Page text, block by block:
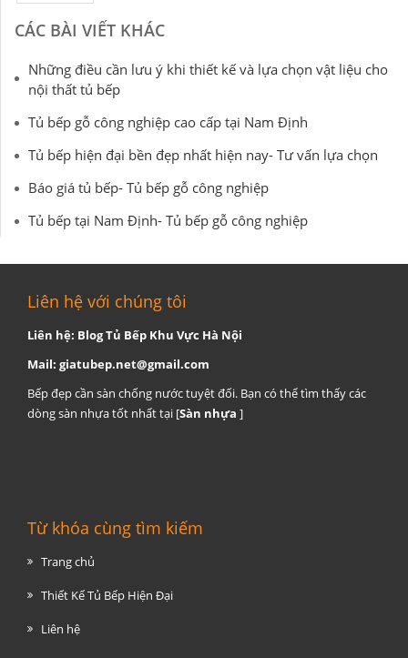
CÁC BÀI VIẾT KHÁC
Những điều cần lưu ý khi thiết kế và lựa chọn vật liệu cho
nội thất tủ bếp
Tủ bếp gỗ công nghiệp cao cấp tại Nam Định
Tủ bếp hiện đại bền đẹp nhất hiện nay- Tư vấn lựa chọn
Báo giá tủ bếp- Tủ bếp gỗ công nghiệp
Tủ bếp tại Nam Định- Tủ bếp gỗ công nghiệp
Liên hệ với chúng tôi
Liên hệ: Blog Tủ Bếp Khu Vực Hà Nội
Mail: giatubep.net@gmail.com
Bếp đẹp cần sàn chống nước tuyệt đối. Bạn có thể tìm thấy các
dòng sàn nhựa tốt nhất tại [Sàn nhựa ]
Từ khóa cùng tìm kiếm
Trang chủ
Thiết Kế Tủ Bếp Hiện Đại
Liên hệ